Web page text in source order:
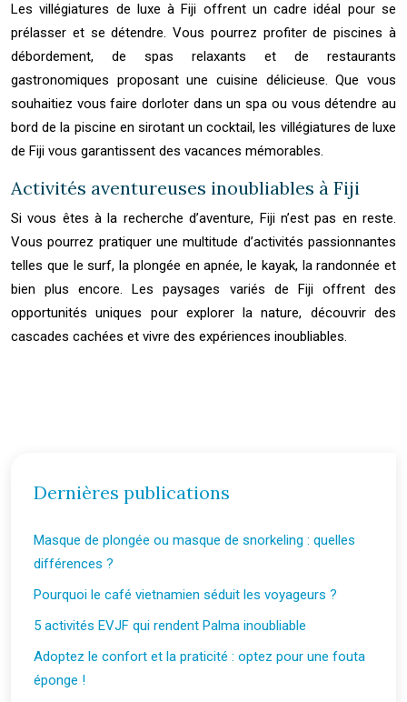
Les villégiatures de luxe à Fiji offrent un cadre idéal pour se
prélasser et se détendre. Vous pourrez profiter de piscines à
débordement, de spas relaxants et de restaurants
gastronomiques proposant une cuisine délicieuse. Que vous
souhaitiez vous faire dorloter dans un spa ou vous détendre au
bord de la piscine en sirotant un cocktail, les villégiatures de luxe
de Fiji vous garantissent des vacances mémorables.
Activités aventureuses inoubliables à Fiji
Si vous êtes à la recherche d’aventure, Fiji n’est pas en reste.
Vous pourrez pratiquer une multitude d’activités passionnantes
telles que le surf, la plongée en apnée, le kayak, la randonnée et
bien plus encore. Les paysages variés de Fiji offrent des
opportunités uniques pour explorer la nature, découvrir des
cascades cachées et vivre des expériences inoubliables.
Dernières publications
Masque de plongée ou masque de snorkeling : quelles
différences ?
Pourquoi le café vietnamien séduit les voyageurs ?
5 activités EVJF qui rendent Palma inoubliable
Adoptez le confort et la praticité : optez pour une fouta
éponge !